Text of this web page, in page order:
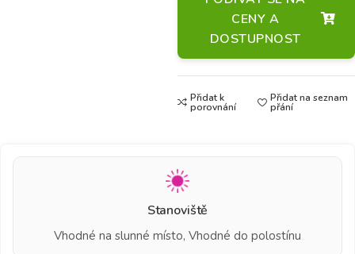
CENY A
DOSTUPNOST
Přidat k
porovnání
Přidat na seznam
přání
Stanoviště
Vhodné na slunné místo, Vhodné do polostínu